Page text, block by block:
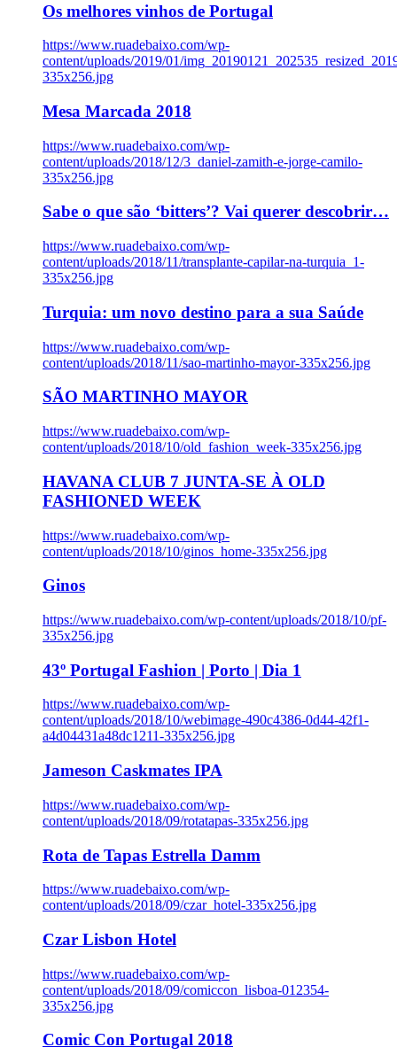
Os melhores vinhos de Portugal
https://www.ruadebaixo.com/wp-
content/uploads/2019/01/
335x256.jpg
Mesa Marcada 2018
https://www.ruadebaixo.com/wp-
content/uploads/2018/12/3_daniel-zamith-e-jorge-camilo-
335x256.jpg
Sabe o que são ‘bitters’? Vai querer descobrir…
https://www.ruadebaixo.com/wp-
content/uploads/2018/11/transplante-capilar-na-turquia_1-
335x256.jpg
Turquia: um novo destino para a sua Saúde
https://www.ruadebaixo.com/wp-
content/uploads/2018/11/sao-martinho-mayor-335x256.jpg
SÃO MARTINHO MAYOR
https://www.ruadebaixo.com/wp-
content/uploads/2018/10/old_fashion_week-335x256.jpg
HAVANA CLUB 7 JUNTA-SE À OLD
FASHIONED WEEK
https://www.ruadebaixo.com/wp-
content/uploads/2018/10/ginos_home-335x256.jpg
Ginos
https://www.ruadebaixo.com/wp-content/uploads/2018/10/pf-
335x256.jpg
43º Portugal Fashion | Porto | Dia 1
https://www.ruadebaixo.com/wp-
content/uploads/2018/10/webimage-490c4386-0d44-42f1-
a4d04431a48dc1211-335x256.jpg
Jameson Caskmates IPA
https://www.ruadebaixo.com/wp-
content/uploads/2018/09/rotatapas-335x256.jpg
Rota de Tapas Estrella Damm
https://www.ruadebaixo.com/wp-
content/uploads/2018/09/czar_hotel-335x256.jpg
Czar Lisbon Hotel
https://www.ruadebaixo.com/wp-
content/uploads/2018/09/comiccon_lisboa-012354-
335x256.jpg
Comic Con Portugal 2018